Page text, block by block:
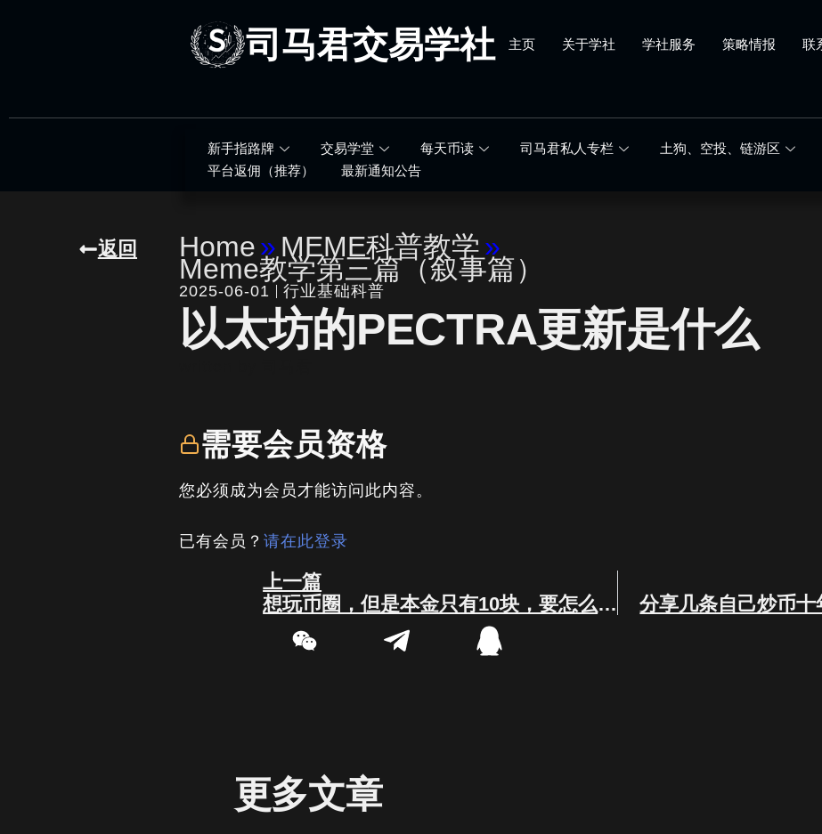
司马君交易学社 主页 关于学社 学社服务 策略情报 联
新手指路牌 交易学堂 每天币读 司马君私人专栏 土狗、空投、链游区
平台返佣（推荐）
最新通知公告
返回 Home» MEME科普教学»
Meme教学第三篇（叙事篇）
2025-06-01 行业基础科普
以太坊的PECTRA更新是什么
需要会员资格
您必须成为会员才能访问此内容。
已有会员？请在此登录
Prev
上一篇
想玩币圈，但是本金只有10块，要怎么玩？
分享几条自己炒币
更多文章